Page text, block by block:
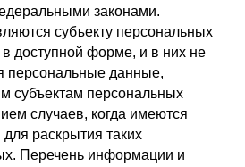
законами.
субъекту персональных
доступной форме, и в них не
персональные данные,
субъектам персональных
случаев, когда имеются
раскрытия таких
Перечень информации и